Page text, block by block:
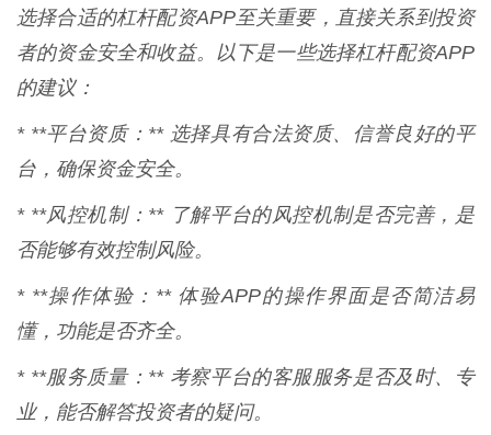
选择合适的杠杆配资APP至关重要，直接关系到投资
者的资金安全和收益。以下是一些选择杠杆配资APP
的建议：
* **平台资质：** 选择具有合法资质、信誉良好的平
台，确保资金安全。
* **风控机制：** 了解平台的风控机制是否完善，是
否能够有效控制风险。
* **操作体验：** 体验APP的操作界面是否简洁易
懂，功能是否齐全。
* **服务质量：** 考察平台的客服服务是否及时、专
业，能否解答投资者的疑问。